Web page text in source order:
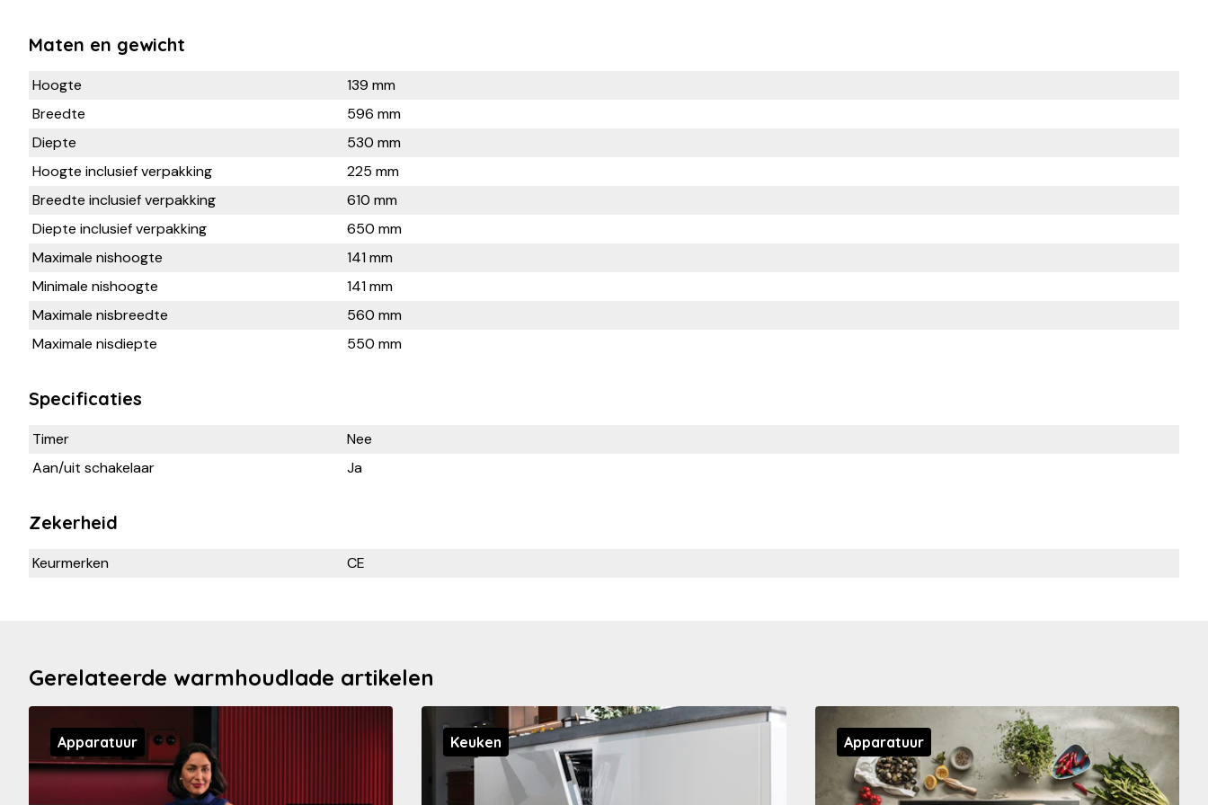
Maten en gewicht
Hoogte
139 mm
Breedte
596 mm
Diepte
530 mm
Hoogte inclusief verpakking
225 mm
Breedte inclusief verpakking
610 mm
Diepte inclusief verpakking
650 mm
Maximale nishoogte
141 mm
Minimale nishoogte
141 mm
Maximale nisbreedte
560 mm
Maximale nisdiepte
550 mm
Specificaties
Timer
Nee
Aan/uit schakelaar
Ja
Zekerheid
Keurmerken CE
Gerelateerde warmhoudlade artikelen
Apparatuur Keuken Apparatuur